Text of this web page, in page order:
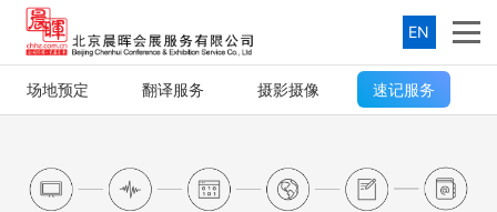
EN
场地预定 翻译服务 摄影摄像 速记服务